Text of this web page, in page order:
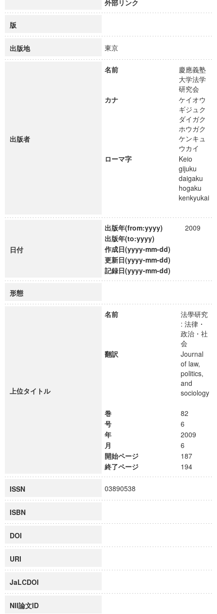
外部リンク
版
出版地 東京
出版者
名前
慶應義塾
大学法学
研究会
カナ
ケイオウ
ギジュク
ダイガク
ホウガク
ケンキュ
ウカイ
ローマ字
Keio
gijuku
daigaku
hogaku
kenkyukai
日付
出版年(from:yyyy)
2009
出版年(to:yyyy)
作成日(yyyy-mm-dd)
更新日(yyyy-mm-dd)
記録日(yyyy-mm-dd)
形態
上位タイトル
名前
法學研究
: 法律・
政治・社
会
翻訳
Journal
of law,
politics,
and
sociology
巻
82
号
6
年
2009
月
6
開始ページ
187
終了ページ
194
ISSN 03890538
ISBN
DOI
URI
JaLCDOI
NII論文ID